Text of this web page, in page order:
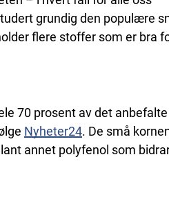
grundig den populære
flere stoffer som er bra
70 prosent av det
Nyheter24. De små
annet polyfenol som